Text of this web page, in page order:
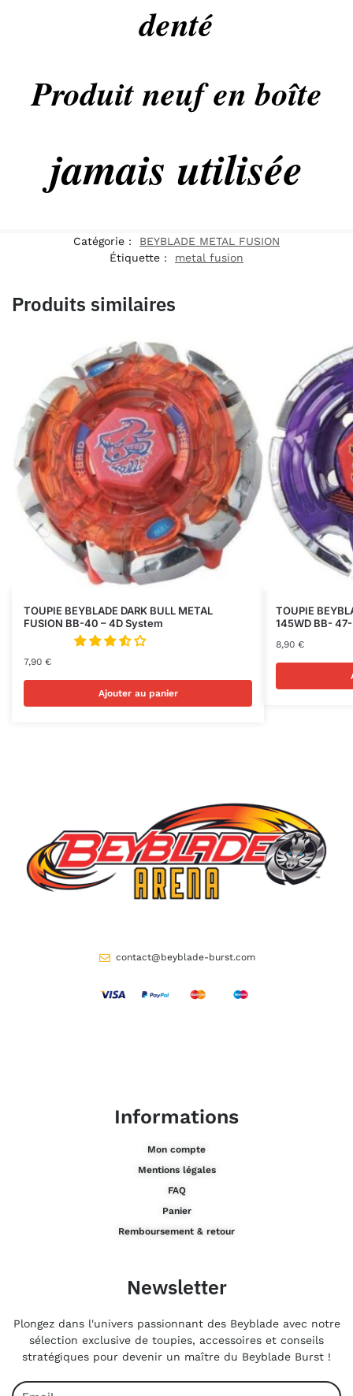
denté
Produit neuf en boîte
jamais utilisée
Catégorie :
BEYBLADE METAL FUSION
Étiquette :
metal fusion
Produits similaires
TOUPIE BEYBLADE DARK BULL METAL
FUSION BB-40 – 4D System
7,90 €
Ajouter au panier
TOUPIE
145WD BB- 47-
8,90 €
contact@beyblade-burst.com
Informations
Mon compte
Mentions légales
FAQ
Panier
Remboursement & retour
Newsletter
Plongez dans l'univers passionnant des Beyblade avec notre
sélection exclusive de toupies, accessoires et conseils
stratégiques pour devenir un maître du Beyblade Burst !